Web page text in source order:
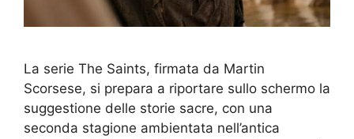
La serie The Saints, firmata da Martin
Scorsese, si prepara a riportare sullo schermo la
suggestione delle storie sacre, con una
seconda stagione ambientata nell’antica